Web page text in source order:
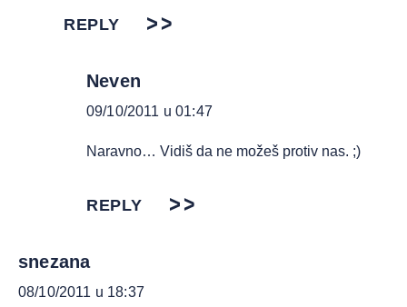
REPLY
Neven
09/10/2011 u 01:47
Naravno… Vidiš da ne možeš protiv nas. ;)
REPLY
snezana
08/10/2011 u 18:37